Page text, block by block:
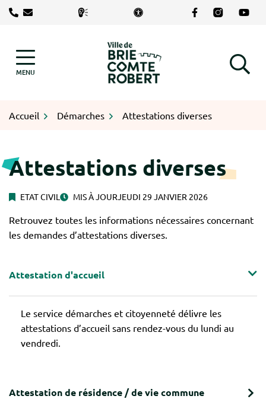
Aller
Lien vers le
Lien vers le
Lien
MENU Logo Brie-Comte-Robert
RECHERCHE
Accueil Démarches Attestations diverses
Attestations diverses
ETAT CIVIL MIS À JOURJEUDI 29 JANVIER 2026
Retrouvez toutes les informations nécessaires concernant
les demandes d’attestations diverses.
Attestation d'accueil
Le service démarches et citoyenneté délivre les
attestations d’accueil sans rendez-vous du lundi au
vendredi.
Attestation de résidence / de vie commune